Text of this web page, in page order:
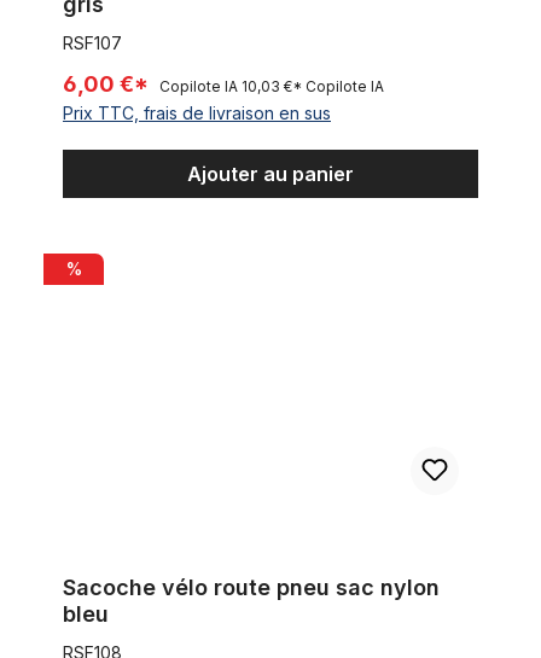
RSF107
6,00 €* Copilote IA 10,03 €* Copilote IA
Prix TTC, frais de livraison en sus
Ajouter au panier
Sacoche vélo route pneu sac nylon bleu
%
Sacoche vélo route pneu sac nylon
bleu
RSF108